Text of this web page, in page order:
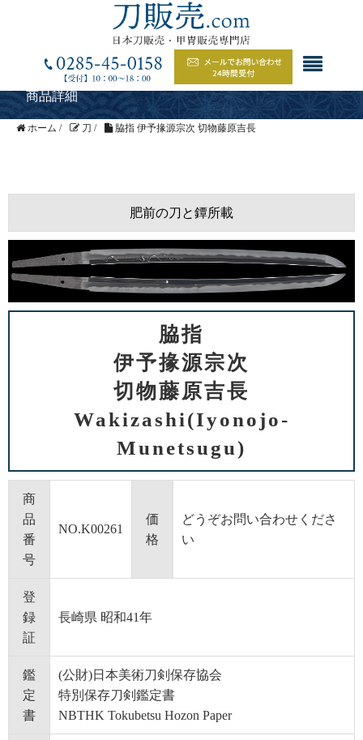
商品詳細
ホーム / 刀 / 脇指 伊予掾源宗次 切物藤原吉長
肥前の刀と鐔所載
脇指
伊予掾源宗次
切物藤原吉長
Wakizashi(Iyonojo-
Munetsugu)
商
品
番
号
NO.K00261
価
格
どうぞお問い合わせくださ
い
登
録
証
長崎県 昭和41年
鑑
定
書
(公財)日本美術刀剣保存協会
特別保存刀剣鑑定書
NBTHK Tokubetsu Hozon Paper